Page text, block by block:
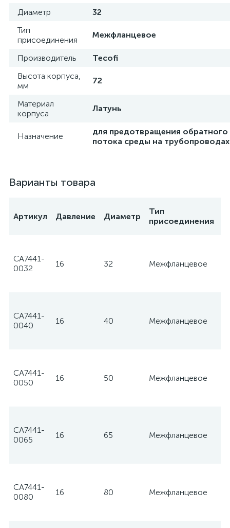
Диаметр
32
Тип
присоединения
Межфланцевое
Производитель
Tecofi
Высота корпуса,
мм
72
Материал
корпуса
Латунь
Назначение
для предотвращения обратного
потока среды на трубопроводах
Варианты товара
Артикул Давление Диаметр
Тип
присоединения
CA7441-
0032
16 32 Межфланцевое
CA7441-
0040
16 40 Межфланцевое
CA7441-
0050
16 50 Межфланцевое
CA7441-
0065
16 65 Межфланцевое
CA7441-
0080
16 80 Межфланцевое